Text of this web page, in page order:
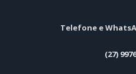
Telefone e
(27)